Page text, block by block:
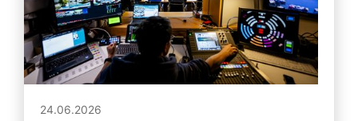
24.06.2026